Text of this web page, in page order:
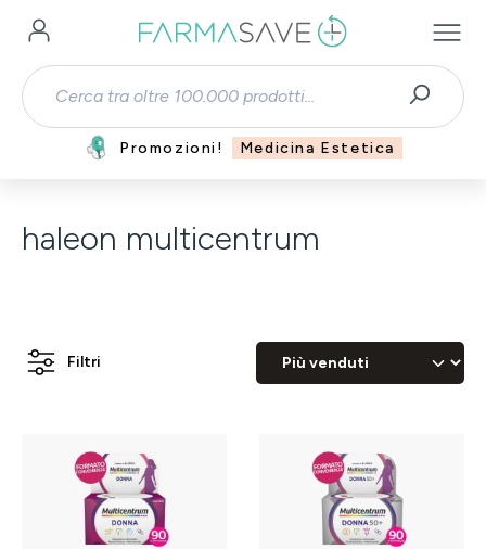
Passa al contenuto principale
Promozioni! Medicina Estetica
haleon multicentrum
Filtri